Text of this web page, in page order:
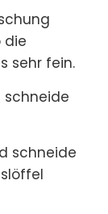
die
sehr fein.
schneide
schneide